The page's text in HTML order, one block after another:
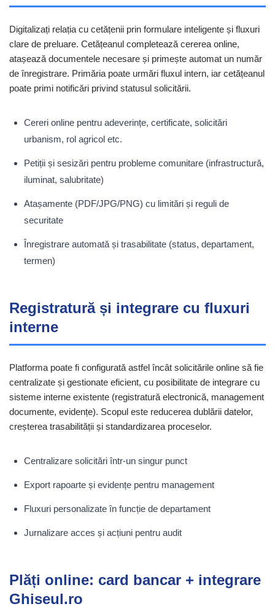
Digitalizați relația cu cetățenii prin formulare inteligente și fluxuri
clare de preluare. Cetățeanul completează cererea online,
atașează documentele necesare și primește automat un număr
de înregistrare. Primăria poate urmări fluxul intern, iar cetățeanul
poate primi notificări privind statusul solicitării.
Cereri online pentru adeverințe, certificate, solicitări
urbanism, rol agricol etc.
Petiții și sesizări pentru probleme comunitare (infrastructură,
iluminat, salubritate)
Atașamente (PDF/JPG/PNG) cu limitări și reguli de
securitate
Înregistrare automată și trasabilitate (status, departament,
termen)
Registratură și integrare cu fluxuri
interne
Platforma poate fi configurată astfel încât solicitările online să fie
centralizate și gestionate eficient, cu posibilitate de integrare cu
sisteme interne existente (registratură electronică, management
documente, evidențe). Scopul este reducerea dublării datelor,
creșterea trasabilității și standardizarea proceselor.
Centralizare solicitări într-un singur punct
Export rapoarte și evidențe pentru management
Fluxuri personalizate în funcție de departament
Jurnalizare acces și acțiuni pentru audit
Plăți online: card bancar + integrare
Ghiseul.ro